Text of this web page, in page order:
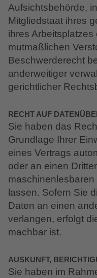
Aufsichtsbehörde,
Mitgliedstaat ihres
ihres
mutmaßlichen
Beschwerderecht
anderweitiger
gerichtlicher
RECHT AUF
Sie haben das
Grundlage Ihrer
eines Vertrags
oder an einen
lassen. Sofern Sie
Daten an einen
verlangen, erfolgt
machbar ist.
AUSKUNFT,
Sie haben im